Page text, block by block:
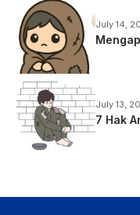
July 14,
July 13,
7 Hak